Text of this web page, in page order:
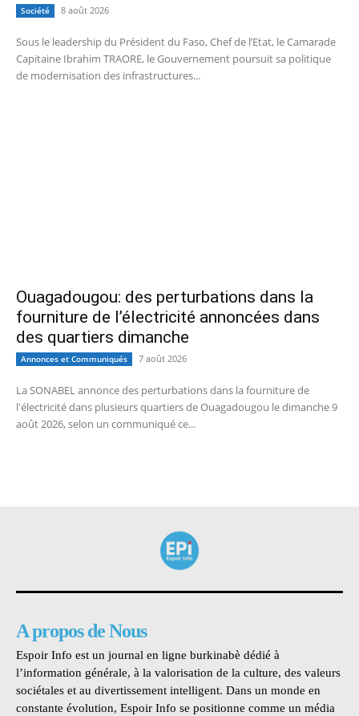
Société 8 août 2026
Sous le leadership du Président du Faso, Chef de l’Etat, le Camarade
Capitaine Ibrahim TRAORE, le Gouvernement poursuit sa politique
de modernisation des infrastructures...
Ouagadougou: des perturbations dans la
fourniture de l’électricité annoncées dans
des quartiers dimanche
Annonces et Communiqués 7 août 2026
La SONABEL annonce des perturbations dans la fourniture de
l'électricité dans plusieurs quartiers de Ouagadougou le dimanche 9
août 2026, selon un communiqué ce...
A propos de Nous
Espoir Info est un journal en ligne burkinabè dédié à
l’information générale, à la valorisation de la culture, des valeurs
sociétales et au divertissement intelligent. Dans un monde en
constante évolution, Espoir Info se positionne comme un média